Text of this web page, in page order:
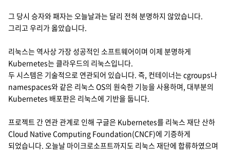
그 당시 승자와 패자는 오늘날과는 달리 전혀 분명하지 않았습니다.
그리고 우리가 옳았습니다.
리눅스는 역사상 가장 성공적인 소프트웨어이며 이제 분명하게
Kubernetes는 클라우드의 리눅스입니다.
두 시스템은 기술적으로 연관되어 있습니다. 즉, 컨테이너는 cgroups나
namespaces와 같은 리눅스 OS의 원숙한 기능을 사용하며, 대부분의
Kubernetes 배포판은 리눅스에 기반을 둡니다.
프로젝트 간 연관 관계로 인해 구글은 Kubernetes를 리눅스 재단 산하
Cloud Native Computing Foundation(CNCF)에 기증하게
되었습니다. 오늘날 마이크로소프트까지도 리눅스 재단에 합류하였으며